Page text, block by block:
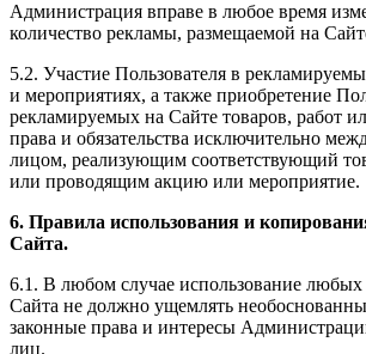
Администрация вправе в любое время
количество рекламы, размещаемой на
5.2. Участие Пользователя в
и мероприятиях, а также приобретение
рекламируемых на Сайте товаров, работ
права и обязательства исключительно
лицом, реализующим соответствующий
или проводящим акцию или мероприятие.
6. Правила использования и
Сайта.
6.1. В любом случае использование любых
Сайта не должно ущемлять
законные права и интересы
лиц.